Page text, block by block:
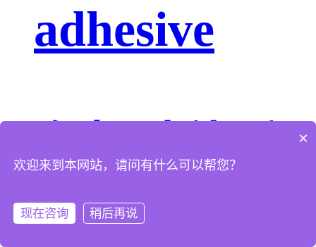
adhesive
有机硅体系
AS-7XXX
×
欢迎来到本网站，请问有什么可以帮您？
现在咨询 稍后再说